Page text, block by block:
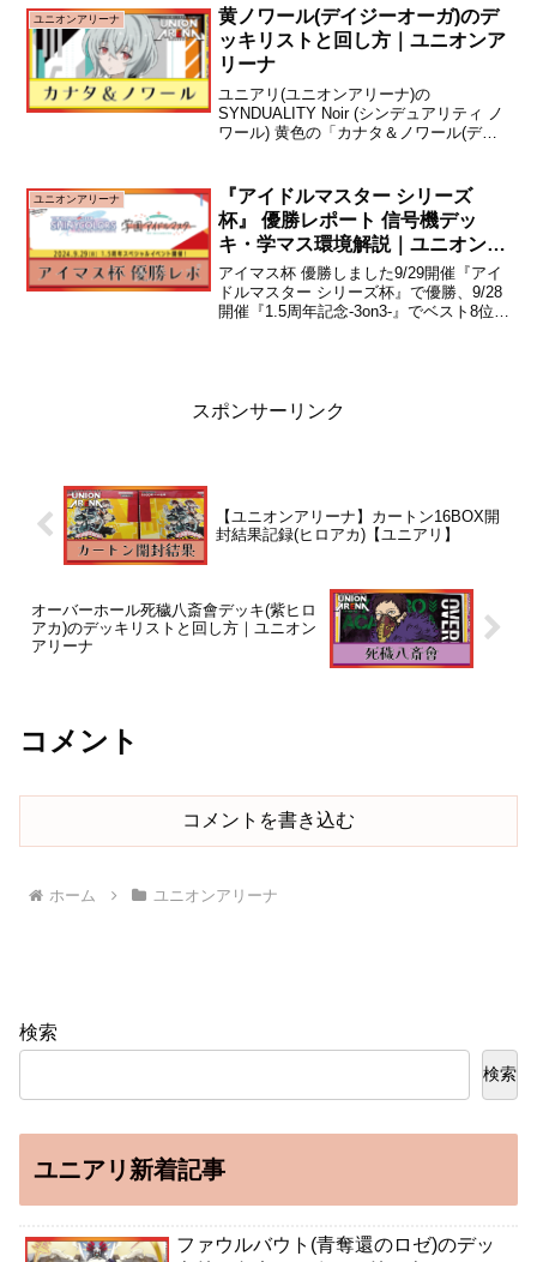
ヒロアカ現環境TierタイトルTier1ヒロア
カ盤...
ユニオンアリーナ
黄ノワール(デイジーオーガ)のデ
ッキリストと回し方｜ユニオンア
リーナ
ユニアリ(ユニオンアリーナ)の
SYNDUALITY Noir (シンデュアリティ ノ
ワール) 黄色の「カナタ＆ノワール(デイ
しています。デッキレシピ今回は、第16
弾の...
ユニオンアリーナ
『アイドルマスター シリーズ
杯』 優勝レポート 信号機デッ
キ・学マス環境解説｜ユニオンア
リーナ
アイマス杯 優勝しました9/29開催『アイ
ドルマスター シリーズ杯』で優勝、9/28
開催『1.5周年記念-3on3-』でベスト8位と
スポンサーリンク
【ユニオンアリーナ】カートン16BOX開
封結果記録(ヒロアカ)【ユニアリ】
オーバーホール死穢八斎會デッキ(紫ヒロ
アカ)のデッキリストと回し方｜ユニオン
アリーナ
コメント
コメントを書き込む
ホーム ユニオンアリーナ
検索
検索
ユニアリ新着記事
ファウルバウト(青奪還のロゼ)のデッ